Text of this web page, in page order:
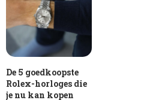
De 5 goedkoopste
Rolex-horloges die
je nu kan kopen